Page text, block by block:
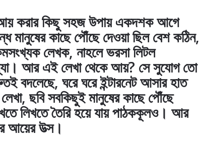
আয় করার কিছু সহজ উপায় একদশক আগে
মানুষের কাছে পৌঁছে দেওয়া ছিল বেশ কঠিন,
লেখক, নাহলে ভরসা লিটল
আর এই লেখা থেকে আয়? সে সুযোগ তো
বদলেছে, ঘরে ঘরে ইন্টারনেট আসার হাত
ছবি সবকিছুই মানুষের কাছে পৌঁছে
লিখতে তৈরি হয়ে যায় পাঠককূলও। আর
আয়ের উত্‍স।